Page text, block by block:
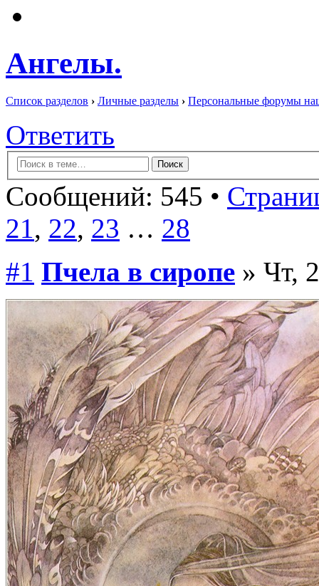
Ангелы.
Список разделов › Личные разделы › Персональные форумы
Ответить
Сообщений: 545 •
21, 22, 23 … 28
#1 Пчела в сиропе » Чт,